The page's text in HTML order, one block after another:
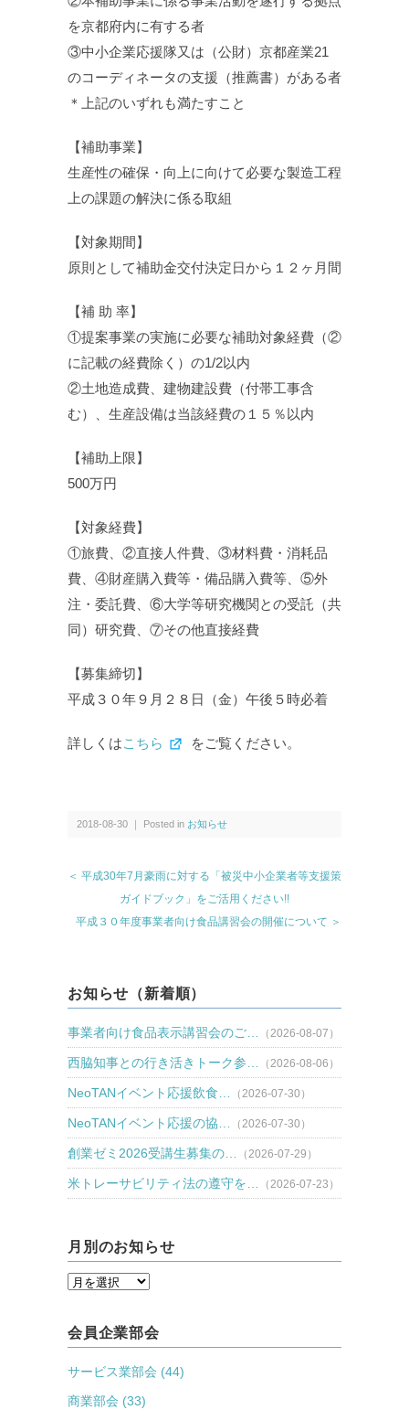
を京都府内に有する者
③中小企業応援隊又は（公財）京都産業21
のコーディネータの支援（推薦書）がある者
＊上記のいずれも満たすこと
【補助事業】
生産性の確保・向上に向けて必要な製造工程
上の課題の解決に係る取組
【対象期間】
原則として補助金交付決定日から１２ヶ月間
【補 助 率】
①提案事業の実施に必要な補助対象経費（②
に記載の経費除く）の1/2以内
②土地造成費、建物建設費（付帯工事含
む）、生産設備は当該経費の１５％以内
【補助上限】
500万円
【対象経費】
①旅費、②直接人件費、③材料費・消耗品
費、④財産購入費等・備品購入費等、⑤外
注・委託費、⑥大学等研究機関との受託（共
同）研究費、⑦その他直接経費
【募集締切】
平成３０年９月２８日（金）午後５時必着
詳しくはこちら をご覧ください。
2018-08-30 ｜ Posted in お知らせ
＜ 平成30年7月豪雨に対する「被災中小企業者等支援策
ガイドブック」をご活用ください!!
平成３０年度事業者向け食品講習会の開催について ＞
お知らせ（新着順）
事業者向け食品表示講習会のご… （2026-08-07）
西脇知事との行き活きトーク参… （2026-08-06）
NeoTANイベント応援飲食… （2026-07-30）
NeoTANイベント応援の協… （2026-07-30）
創業ゼミ2026受講生募集の… （2026-07-29）
米トレーサビリティ法の遵守を… （2026-07-23）
月別のお知らせ
会員企業部会
サービス業部会 (44)
商業部会 (33)